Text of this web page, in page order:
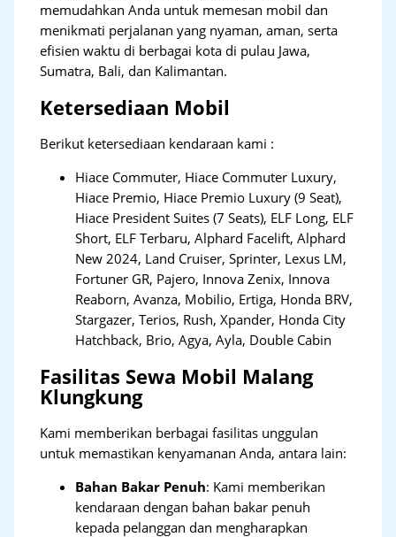
memudahkan Anda untuk memesan mobil dan
menikmati perjalanan yang nyaman, aman, serta
efisien waktu di berbagai kota di pulau Jawa,
Sumatra, Bali, dan Kalimantan.
Ketersediaan Mobil
Berikut ketersediaan kendaraan kami :
Hiace Commuter, Hiace Commuter Luxury,
Hiace Premio, Hiace Premio Luxury (9 Seat),
Hiace President Suites (7 Seats), ELF Long, ELF
Short, ELF Terbaru, Alphard Facelift, Alphard
New 2024, Land Cruiser, Sprinter, Lexus LM,
Fortuner GR, Pajero, Innova Zenix, Innova
Reaborn, Avanza, Mobilio, Ertiga, Honda BRV,
Stargazer, Terios, Rush, Xpander, Honda City
Hatchback, Brio, Agya, Ayla, Double Cabin
Fasilitas Sewa Mobil Malang
Klungkung
Kami memberikan berbagai fasilitas unggulan
untuk memastikan kenyamanan Anda, antara lain:
Bahan Bakar Penuh: Kami memberikan
kendaraan dengan bahan bakar penuh
kepada pelanggan dan mengharapkan